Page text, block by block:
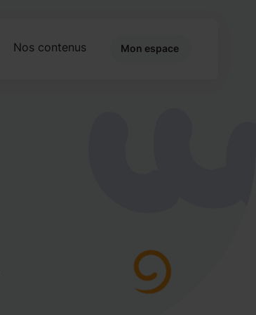
Nos contenus Mon espace